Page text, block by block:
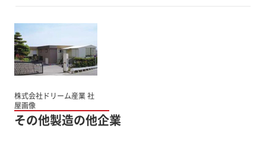
株式会社ドリーム産業 社
屋画像
その他製造の他企業